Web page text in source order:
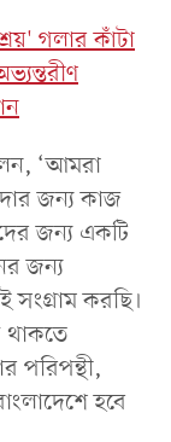
গলার কাঁটা
‘আমরা
জন্য কাজ
জন্য একটি
জন্য
করছি।
থাকতে
পরিপন্থী,
হবে